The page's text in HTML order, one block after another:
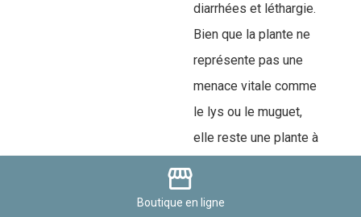
diarrhées et léthargie.
Bien que la plante ne
représente pas une
menace vitale comme
le lys ou le muguet,
elle reste une plante à
storefront
Boutique en ligne